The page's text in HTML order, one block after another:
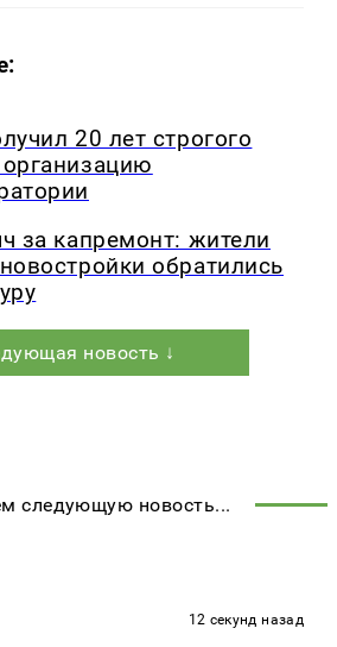
20 лет строгого
за капремонт: жители
обратились
новость ↓
следующую новость...
12 секунд назад